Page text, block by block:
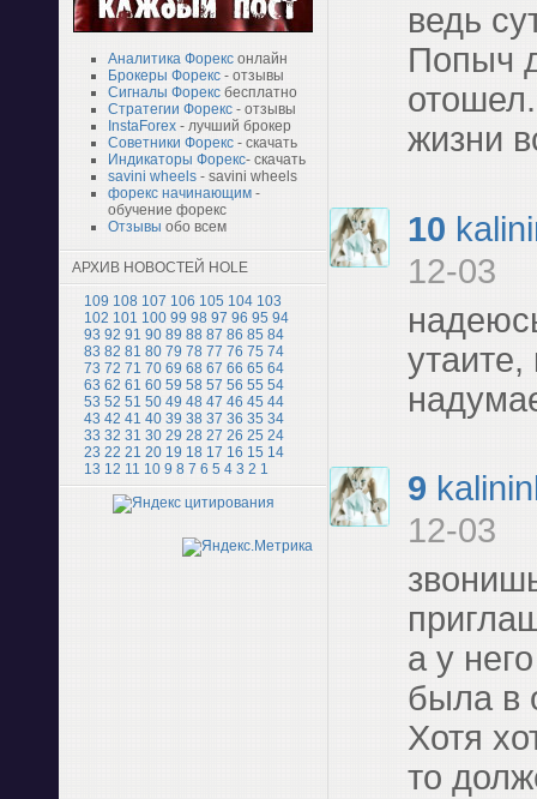
Аналитика Форекс онлайн
Брокеры Форекс - отзывы
Сигналы Форекс бесплатно
Стратегии Форекс - отзывы
InstaForex - лучший брокер
Советники Форекс - скачать
Индикаторы Форекс- скачать
savini wheels - savini wheels
форекс начинающим -
обучение форекс
Отзывы обо всем
АРХИВ НОВОСТЕЙ HOLE
109 108 107 106 105 104 103
102 101 100 99 98 97 96 95 94
93 92 91 90 89 88 87 86 85 84
83 82 81 80 79 78 77 76 75 74
73 72 71 70 69 68 67 66 65 64
63 62 61 60 59 58 57 56 55 54
53 52 51 50 49 48 47 46 45 44
43 42 41 40 39 38 37 36 35 34
33 32 31 30 29 28 27 26 25 24
23 22 21 20 19 18 17 16 15 14
13 12 11 10 9 8 7 6 5 4 3 2 1
ведь
Попыч
жизни
10
12-03
утаите,
9
12-03
а у
была в
Хотя
то